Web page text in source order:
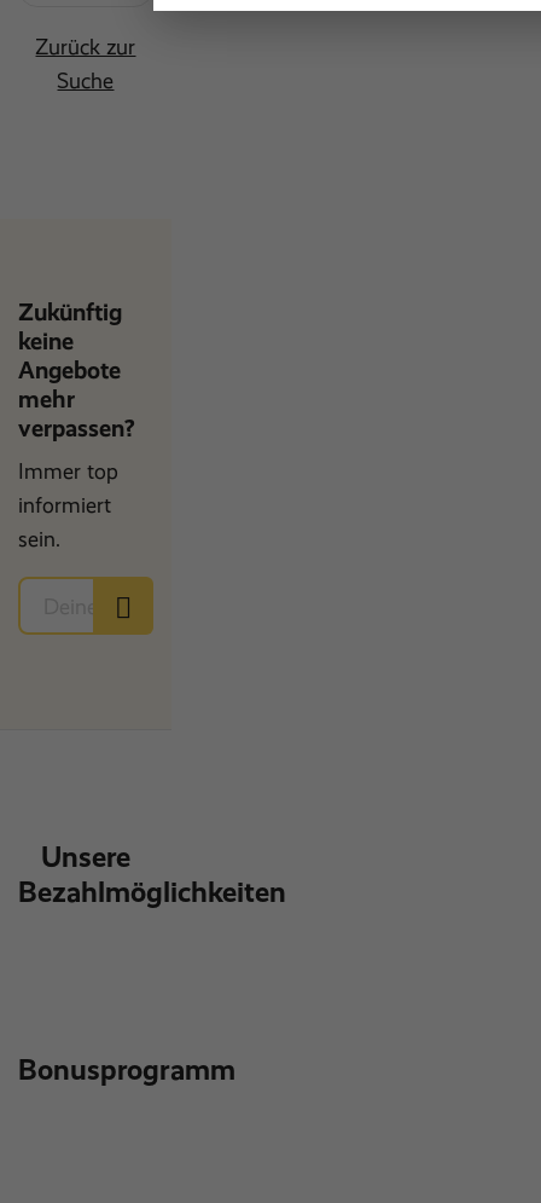
Zurück zur
Suche
Zukünftig
keine
Angebote
mehr
verpassen?
Immer top
informiert
sein.
Unsere
Bezahlmöglichkeiten
Bonusprogramm